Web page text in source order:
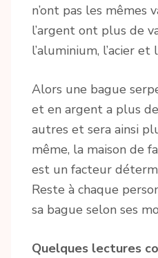
n’ont pas les mêmes
l’argent ont plus de
l’aluminium, l’acier et
Alors une bague
et en argent a plus
autres et sera ainsi
même, la maison de
est un facteur
Reste à chaque
sa bague selon ses
Quelques lectures